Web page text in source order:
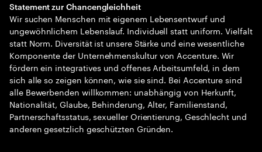
Statement zur Chancengleichheit
Wir suchen Menschen mit eigenem Lebensentwurf und
ungewöhnlichem Lebenslauf. Individuell statt uniform. Vielfalt
statt Norm. Diversität ist unsere Stärke und eine wesentliche
Komponente der Unternehmenskultur von Accenture. Wir
fördern ein integratives und offenes Arbeitsumfeld, in dem
sich alle so zeigen können, wie sie sind. Bei Accenture sind
alle Bewerbenden willkommen: unabhängig von Herkunft,
Nationalität, Glaube, Behinderung, Alter, Familienstand,
Partnerschaftsstatus, sexueller Orientierung, Geschlecht und
anderen gesetzlich geschützten Gründen.